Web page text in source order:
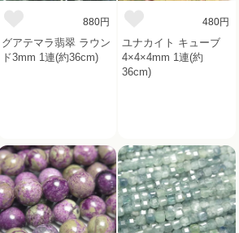
880円
グアテマラ翡翠 ラウン
ド3mm 1連(約36cm)
480円
ユナカイト キューブ
4×4×4mm 1連(約
36cm)